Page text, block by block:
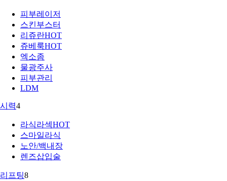
피부레이저
스킨부스터
리쥬란HOT
쥬베룩HOT
엑소좀
물광주사
피부관리
LDM
시력4
라식라섹HOT
스마일라식
노안/백내장
렌즈삽입술
리프팅8